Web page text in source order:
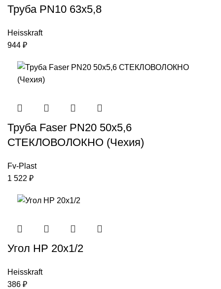
Труба PN10 63х5,8
Heisskraft
944 ₽
Труба Faser PN20 50х5,6
СТЕКЛОВОЛОКНО (Чехия)
Fv-Plast
1 522 ₽
Угол НР 20х1/2
Heisskraft
386 ₽